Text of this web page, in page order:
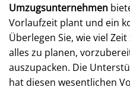
Umzugsunternehmen
Vorlaufzeit plant und ein
Überlegen Sie, wie viel
alles zu planen,
auszupacken. Die
hat diesen wesentlichen